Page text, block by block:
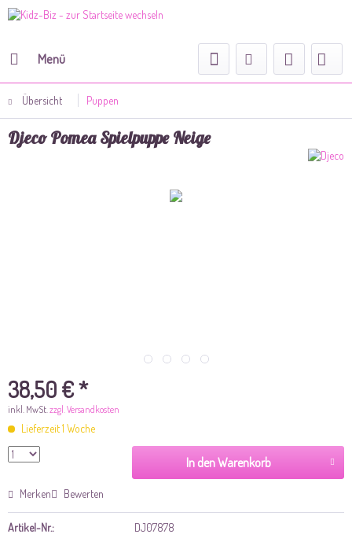
Menü
Übersicht Puppen
Djeco Pomea Spielpuppe Neige
38,50 € *
inkl. MwSt.zzgl. Versandkosten
Lieferzeit 1 Woche
In den Warenkorb
Merken Bewerten
Artikel-Nr.: DJ07878